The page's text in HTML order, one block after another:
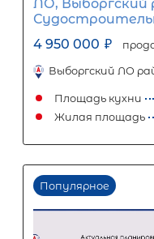
Размер
2 360 000 ₽
Первый взнос
3 540 000 ₽
Задать